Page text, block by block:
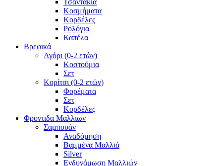
Τσαντάκια
Κοσμήματα
Κορδέλες
Ρολόγια
Καπέλα
Βρεφικά
Αγόρι (0-2 ετών)
Κοστούμια
Σετ
Κορίτσι (0-2 ετών)
Φορέματα
Σετ
Κορδέλες
Φροντιδα Μαλλιων
Σαμπουάν
Αναδόμηση
Βαμμένα Μαλλιά
Silver
Ενδυνάμωση Μαλλιών